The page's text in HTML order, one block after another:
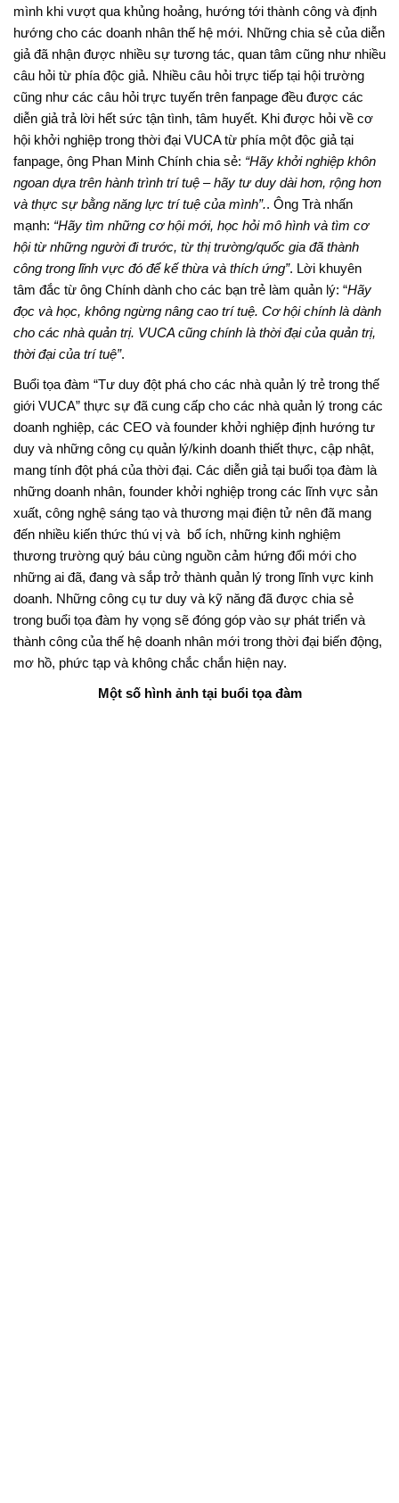
mình khi vượt qua khủng hoảng, hướng tới thành công và định
hướng cho các doanh nhân thế hệ mới. Những chia sẻ của diễn
giả đã nhận được nhiều sự tương tác, quan tâm cũng như nhiều
câu hỏi từ phía độc giả. Nhiều câu hỏi trực tiếp tại hội trường
cũng như các câu hỏi trực tuyến trên fanpage đều được các
diễn giả trả lời hết sức tận tình, tâm huyết. Khi được hỏi về cơ
hội khởi nghiệp trong thời đại VUCA từ phía một độc giả tại
fanpage, ông Phan Minh Chính chia sẻ: “Hãy khởi nghiệp khôn
ngoan dựa trên hành trình trí tuệ – hãy tư duy dài hơn, rộng hơn
và thực sự bằng năng lực trí tuệ của mình”.. Ông Trà nhấn
mạnh: “Hãy tìm những cơ hội mới, học hỏi mô hình và tìm cơ
hội từ những người đi trước, từ thị trường/quốc gia đã thành
công trong lĩnh vực đó để kế thừa và thích ứng”. Lời khuyên
tâm đắc từ ông Chính dành cho các bạn trẻ làm quản lý: “Hãy
đọc và học, không ngừng nâng cao trí tuệ. Cơ hội chính là dành
cho các nhà quản trị. VUCA cũng chính là thời đại của quản trị,
thời đại của trí tuệ”.
Buổi tọa đàm “Tư duy đột phá cho các nhà quản lý trẻ trong thế
giới VUCA” thực sự đã cung cấp cho các nhà quản lý trong các
doanh nghiệp, các CEO và founder khởi nghiệp định hướng tư
duy và những công cụ quản lý/kinh doanh thiết thực, cập nhật,
mang tính đột phá của thời đại. Các diễn giả tại buổi tọa đàm là
những doanh nhân, founder khởi nghiệp trong các lĩnh vực sản
xuất, công nghệ sáng tạo và thương mại điện tử nên đã mang
đến nhiều kiến thức thú vị và bổ ích, những kinh nghiệm
thương trường quý báu cùng nguồn cảm hứng đổi mới cho
những ai đã, đang và sắp trở thành quản lý trong lĩnh vực kinh
doanh. Những công cụ tư duy và kỹ năng đã được chia sẻ
trong buổi tọa đàm hy vọng sẽ đóng góp vào sự phát triển và
thành công của thế hệ doanh nhân mới trong thời đại biến động,
mơ hồ, phức tạp và không chắc chắn hiện nay.
Một số hình ảnh tại buổi tọa đàm